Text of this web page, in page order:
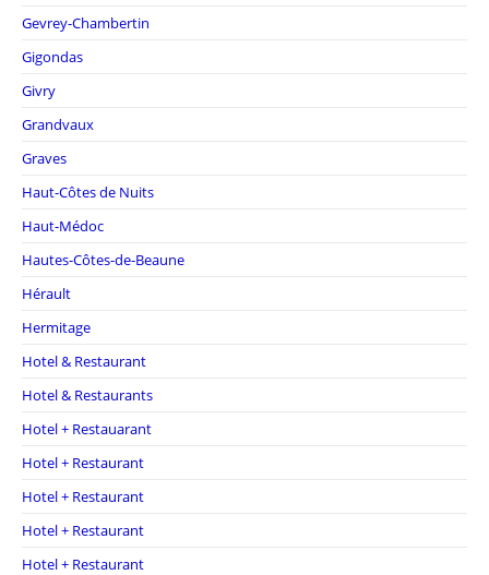
Gevrey-Chambertin
Gigondas
Givry
Grandvaux
Graves
Haut-Côtes de Nuits
Haut-Médoc
Hautes-Côtes-de-Beaune
Hérault
Hermitage
Hotel & Restaurant
Hotel & Restaurants
Hotel + Restauarant
Hotel + Restaurant
Hotel + Restaurant
Hotel + Restaurant
Hotel + Restaurant